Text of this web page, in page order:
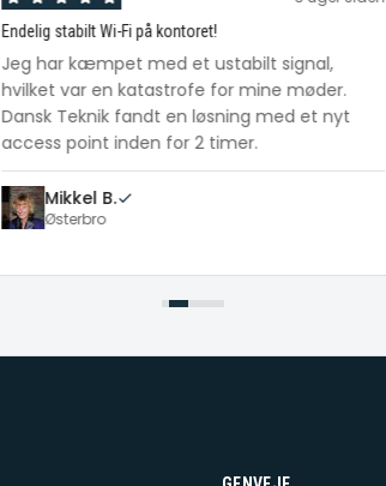
Endelig stabilt Wi-Fi på kontoret!
Jeg har kæmpet med et ustabilt signal,
hvilket var en katastrofe for mine møder.
Dansk Teknik fandt en løsning med et nyt
access point inden for 2 timer.
Mikkel B.
Østerbro